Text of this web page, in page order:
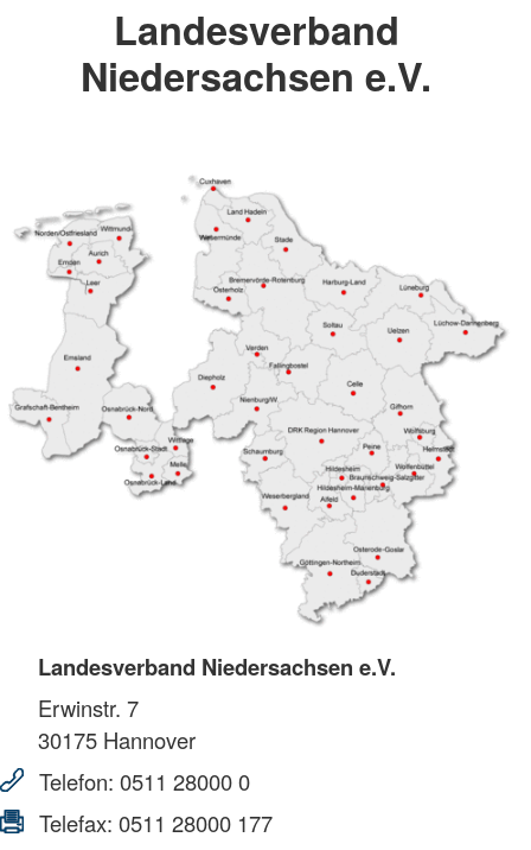
Landesverband
Niedersachsen e.V.
Landesverband Niedersachsen e.V.
Erwinstr. 7
30175 Hannover
Telefon: 0511 28000 0
Telefax: 0511 28000 177